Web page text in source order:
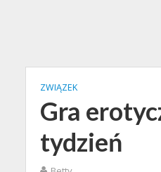
ZWIĄZEK
Gra
tydzień